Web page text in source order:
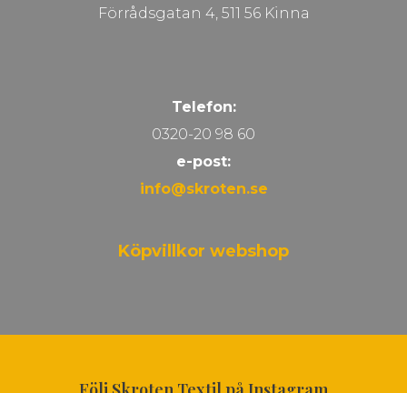
Förrådsgatan 4, 511 56 Kinna
Telefon:
0320-20 98 60
e-post:
info@skroten.se
Köpvillkor webshop